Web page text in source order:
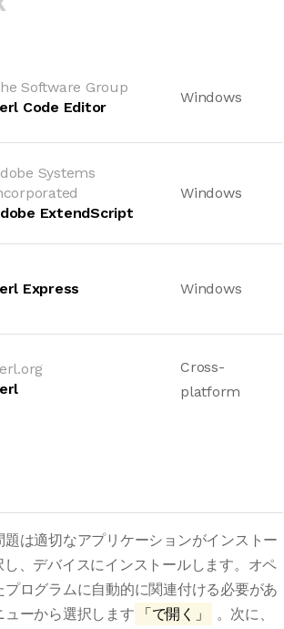
Software Group
Code Editor
Windows
Systems
ExtendScript
Windows
Express Windows
Cross-
platform
は適切なアプリケーションがインストー
、デバイスにインストールします。オペ
ログラムに自動的に関連付ける必要があ
ーから選択します
「で開く」
。次に、